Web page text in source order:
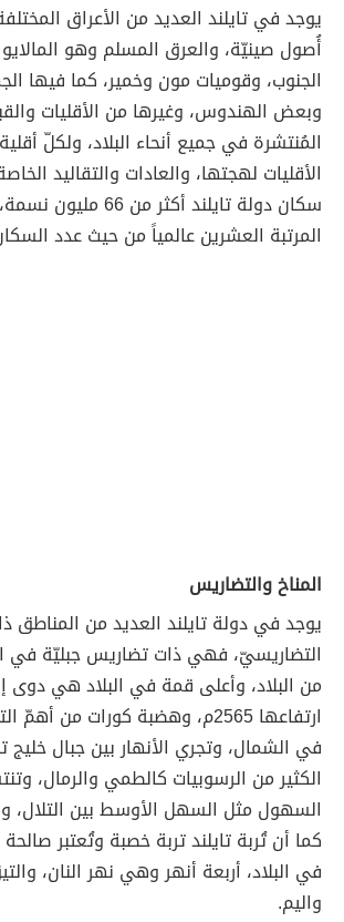
يوجد في تايلند العديد من الأعراق
أُصول صينيّة، والعرق المسلم وهو
الجنوب، وقوميات مون وخمير، كما فيها
وبعض الهندوس، وغيرها من الأقليات
المُنتشرة في جميع أنحاء البلاد، ولكلّ
الأقليات لهجتها، والعادات والتقاليد
سكان دولة تايلند أكثر
المرتبة العشرين عالمياً من حيث عدد
المناخ والتضاريس
يوجد في دولة تايلند العديد من المناطق
التضاريسيّ، فهي ذات تضاريس جبليّة في
من البلاد، وأعلى قمة في البلاد هي دوى
ارتفاعها 2565م، وهضبة كورات من
في الشمال، وتجري الأنهار بين جبال خليج
الكثير من الرسوبيات كالطمي والرمال،
السهول مثل السهل الأوسط بين التلال،
كما أن تُربة تايلند تربة خصبة وتُعتبر صالحة
في البلاد، أربعة أنهر وهي نهر النان،
واليم.